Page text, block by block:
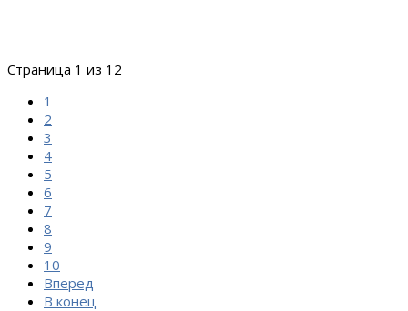
Страница 1 из 12
1
2
3
4
5
6
7
8
9
10
Вперед
В конец